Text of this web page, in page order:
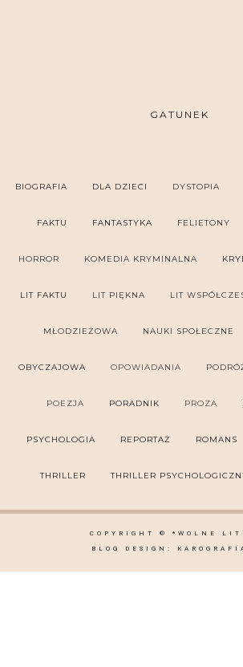
GATUNEK
BIOGRAFIA DLA DZIECI DYSTOPIA
FAKTU FANTASTYKA FELIETONY
HORROR KOMEDIA KRYMINALNA
LIT FAKTU LIT PIĘKNA LIT
MŁODZIEŻOWA NAUKI SPOŁECZNE
OBYCZAJOWA OPOWIADANIA
POEZJA PORADNIK PROZA
PSYCHOLOGIA REPORTAŻ ROMANS
THRILLER THRILLER
COPYRIGHT © *WOLNE
BLOG DESIGN: